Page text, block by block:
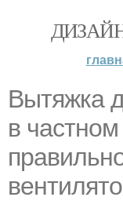
Вытяжка
в